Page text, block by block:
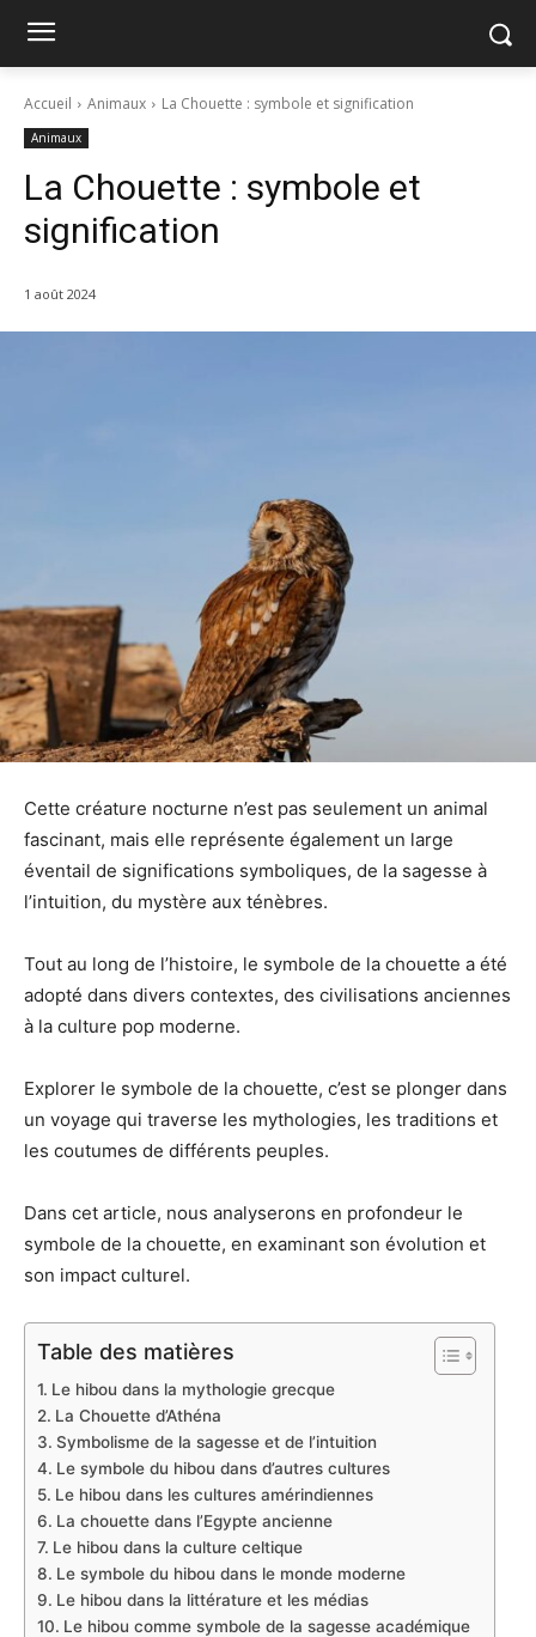
Accueil Animaux La Chouette : symbole et signification
Animaux
La Chouette : symbole et
signification
1 août 2024
Cette créature nocturne n’est pas seulement un animal
fascinant, mais elle représente également un large
éventail de significations symboliques, de la sagesse à
l’intuition, du mystère aux ténèbres.
Tout au long de l’histoire, le symbole de la chouette a été
adopté dans divers contextes, des civilisations anciennes
à la culture pop moderne.
Explorer le symbole de la chouette, c’est se plonger dans
un voyage qui traverse les mythologies, les traditions et
les coutumes de différents peuples.
Dans cet article, nous analyserons en profondeur le
symbole de la chouette, en examinant son évolution et
son impact culturel.
Table des matières
Le hibou dans la mythologie grecque
La Chouette d’Athéna
Symbolisme de la sagesse et de l’intuition
Le symbole du hibou dans d’autres cultures
Le hibou dans les cultures amérindiennes
La chouette dans l’Egypte ancienne
Le hibou dans la culture celtique
Le symbole du hibou dans le monde moderne
Le hibou dans la littérature et les médias
Le hibou comme symbole de la sagesse académique